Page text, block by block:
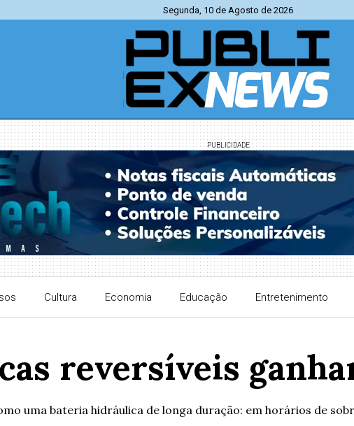
Segunda, 10 de Agosto de 2026
PUBLICIDADE
Cultura Economia Educação Entretenimento
reversíveis
uma bateria hidráulica de longa duração: em horários de